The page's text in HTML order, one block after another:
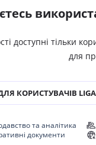
доступні тільки
для
КОРИСТУВАЧІВ
та аналітика
документи